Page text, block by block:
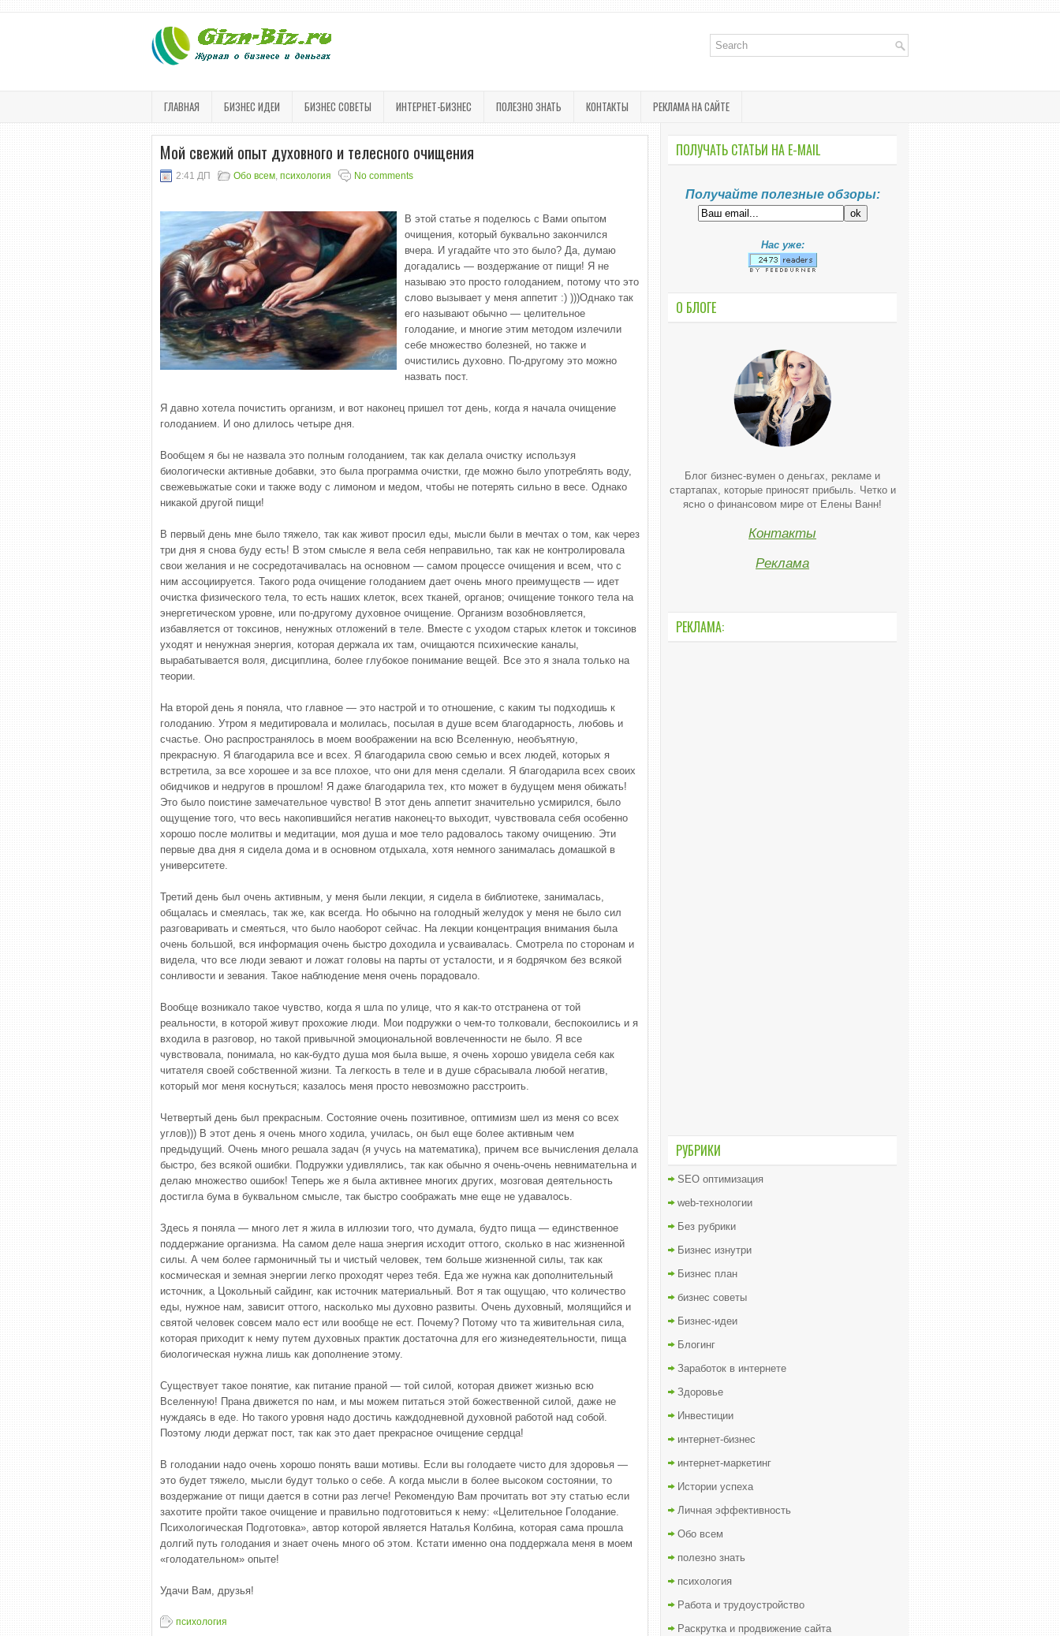
ГЛАВНАЯ БИЗНЕС ИДЕИ БИЗНЕС СОВЕТЫ ИНТЕРНЕТ-БИЗНЕС ПОЛЕЗНО ЗНАТЬ КОНТАКТЫ РЕКЛАМА НА САЙТЕ
Мой свежий опыт духовного и телесного очищения
2:41 ДП Обо всем, психология No comments
В этой статье я поделюсь с Вами опытом
очищения, который буквально закончился
вчера. И угадайте что это было? Да, думаю
догадались — воздержание от пищи! Я не
называю это просто голоданием, потому что это
слово вызывает у меня аппетит :) )))Однако так
его называют обычно — целительное
голодание, и многие этим методом излечили
себе множество болезней, но также и
очистились духовно. По-другому это можно
назвать пост.
Я давно хотела почистить организм, и вот наконец пришел тот день, когда я начала очищение
голоданием. И оно длилось четыре дня.
Вообщем я бы не назвала это полным голоданием, так как делала очистку используя
биологически активные добавки, это была программа очистки, где можно было употреблять воду,
свежевыжатые соки и также воду с лимоном и медом, чтобы не потерять сильно в весе. Однако
никакой другой пищи!
В первый день мне было тяжело, так как живот просил еды, мысли были в мечтах о том, как через
три дня я снова буду есть! В этом смысле я вела себя неправильно, так как не контролировала
свои желания и не сосредотачивалась на основном — самом процессе очищения и всем, что с
ним ассоциируется. Такого рода очищение голоданием дает очень много преимуществ — идет
очистка физического тела, то есть наших клеток, всех тканей, органов; очищение тонкого тела на
энергетическом уровне, или по-другому духовное очищение. Организм возобновляется,
избавляется от токсинов, ненужных отложений в теле. Вместе с уходом старых клеток и токсинов
уходят и ненужная энергия, которая держала их там, очищаются психические каналы,
вырабатывается воля, дисциплина, более глубокое понимание вещей. Все это я знала только на
теории.
На второй день я поняла, что главное — это настрой и то отношение, с каким ты подходишь к
голоданию. Утром я медитировала и молилась, посылая в душе всем благодарность, любовь и
счастье. Оно распространялось в моем воображении на всю Вселенную, необъятную,
прекрасную. Я благодарила все и всех. Я благодарила свою семью и всех людей, которых я
встретила, за все хорошее и за все плохое, что они для меня сделали. Я благодарила всех своих
обидчиков и недругов в прошлом! Я даже благодарила тех, кто может в будущем меня обижать!
Это было поистине замечательное чувство! В этот день аппетит значительно усмирился, было
ощущение того, что весь накопившийся негатив наконец-то выходит, чувствовала себя особенно
хорошо после молитвы и медитации, моя душа и мое тело радовалось такому очищению. Эти
первые два дня я сидела дома и в основном отдыхала, хотя немного занималась домашкой в
университете.
Третий день был очень активным, у меня были лекции, я сидела в библиотеке, занималась,
общалась и смеялась, так же, как всегда. Но обычно на голодный желудок у меня не было сил
разговаривать и смеяться, что было наоборот сейчас. На лекции концентрация внимания была
очень большой, вся информация очень быстро доходила и усваивалась. Смотрела по сторонам и
видела, что все люди зевают и ложат головы на парты от усталости, и я бодрячком без всякой
сонливости и зевания. Такое наблюдение меня очень порадовало.
Вообще возникало такое чувство, когда я шла по улице, что я как-то отстранена от той
реальности, в которой живут прохожие люди. Мои подружки о чем-то толковали, беспокоились и я
входила в разговор, но такой привычной эмоциональной вовлеченности не было. Я все
чувствовала, понимала, но как-будто душа моя была выше, я очень хорошо увидела себя как
читателя своей собственной жизни. Та легкость в теле и в душе сбрасывала любой негатив,
который мог меня коснуться; казалось меня просто невозможно расстроить.
Четвертый день был прекрасным. Состояние очень позитивное, оптимизм шел из меня со всех
углов))) В этот день я очень много ходила, училась, он был еще более активным чем
предыдущий. Очень много решала задач (я учусь на математика), причем все вычисления делала
быстро, без всякой ошибки. Подружки удивлялись, так как обычно я очень-очень невнимательна и
делаю множество ошибок! Теперь же я была активнее многих других, мозговая деятельность
достигла бума в буквальном смысле, так быстро соображать мне еще не удавалось.
Здесь я поняла — много лет я жила в иллюзии того, что думала, будто пища — единственное
поддержание организма. На самом деле наша энергия исходит оттого, сколько в нас жизненной
силы. А чем более гармоничный ты и чистый человек, тем больше жизненной силы, так как
космическая и земная энергии легко проходят через тебя. Еда же нужна как дополнительный
источник, а Цокольный сайдинг, как источник материальный. Вот я так ощущаю, что количество
еды, нужное нам, зависит оттого, насколько мы духовно развиты. Очень духовный, молящийся и
святой человек совсем мало ест или вообще не ест. Почему? Потому что та живительная сила,
которая приходит к нему путем духовных практик достаточна для его жизнедеятельности, пища
биологическая нужна лишь как дополнение этому.
Существует такое понятие, как питание праной — той силой, которая движет жизнью всю
Вселенную! Прана движется по нам, и мы можем питаться этой божественной силой, даже не
нуждаясь в еде. Но такого уровня надо достичь каждодневной духовной работой над собой.
Поэтому люди держат пост, так как это дает прекрасное очищение сердца!
В голодании надо очень хорошо понять ваши мотивы. Если вы голодаете чисто для здоровья —
это будет тяжело, мысли будут только о себе. А когда мысли в более высоком состоянии, то
воздержание от пищи дается в сотни раз легче! Рекомендую Вам прочитать вот эту статью если
захотите пройти такое очищение и правильно подготовиться к нему: «Целительное Голодание.
Психологическая Подготовка», автор которой является Наталья Колбина, которая сама прошла
долгий путь голодания и знает очень много об этом. Кстати именно она поддержала меня в моем
«голодательном» опыте!
Удачи Вам, друзья!
психология
ПОЛУЧАТЬ СТАТЬИ НА E-MАIL
Получайте полезные обзоры:
Нас уже:
О БЛОГЕ
Блог бизнес-вумен о деньгах, рекламе и
стартапах, которые приносят прибыль. Четко и
ясно о финансовом мире от Елены Ванн!
Контакты
Реклама
РЕКЛАМА:
РУБРИКИ
SEO оптимизация
web-технологии
Без рубрики
Бизнес изнутри
Бизнес план
бизнес советы
Бизнес-идеи
Блогинг
Заработок в интернете
Здоровье
Инвестиции
интернет-бизнес
интернет-маркетинг
Истории успеха
Личная эффективность
Обо всем
полезно знать
психология
Работа и трудоустройство
Раскрутка и продвижение сайта